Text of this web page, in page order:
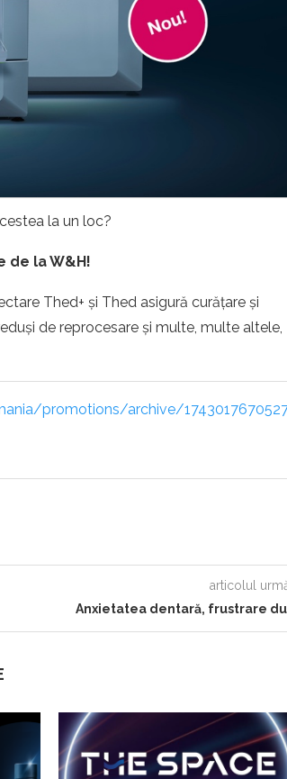
la un loc?
la W&H!
Thed+ și Thed asigură curățare și
de reprocesare și multe, multe altele,
promotions/archive/
articolul
Anxietatea dentară, frustrare